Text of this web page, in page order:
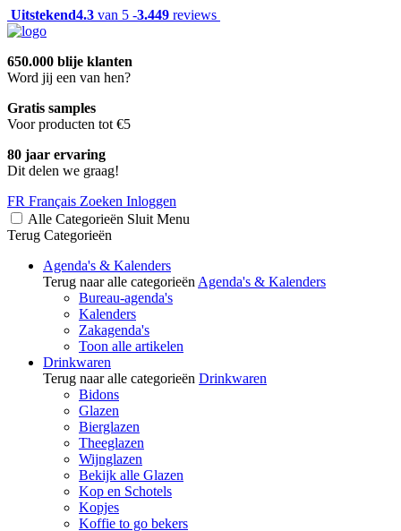
Uitstekend4.3 van 5 -3.449 reviews
650.000 blije klanten
Word jij een van hen?
Gratis samples
Voor producten tot €5
80 jaar ervaring
Dit delen we graag!
FR Français Zoeken Inloggen
Alle Categorieën Sluit Menu
Terug Categorieën
Agenda's & Kalenders
Terug naar alle categorieën Agenda's & Kalenders
Bureau-agenda's
Kalenders
Zakagenda's
Toon alle artikelen
Drinkwaren
Terug naar alle categorieën Drinkwaren
Bidons
Glazen
Bierglazen
Theeglazen
Wijnglazen
Bekijk alle Glazen
Kop en Schotels
Kopjes
Koffie to go bekers